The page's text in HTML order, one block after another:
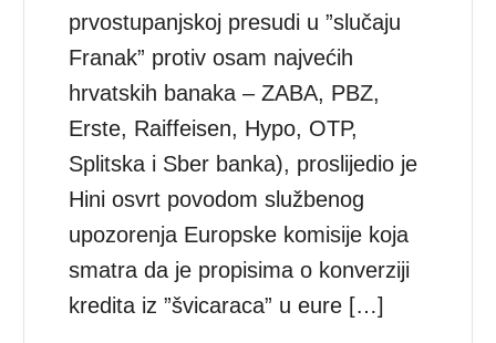
prvostupanjskoj presudi u ”slučaju
Franak” protiv osam najvećih
hrvatskih banaka – ZABA, PBZ,
Erste, Raiffeisen, Hypo, OTP,
Splitska i Sber banka), proslijedio je
Hini osvrt povodom službenog
upozorenja Europske komisije koja
smatra da je propisima o konverziji
kredita iz ”švicaraca” u eure […]